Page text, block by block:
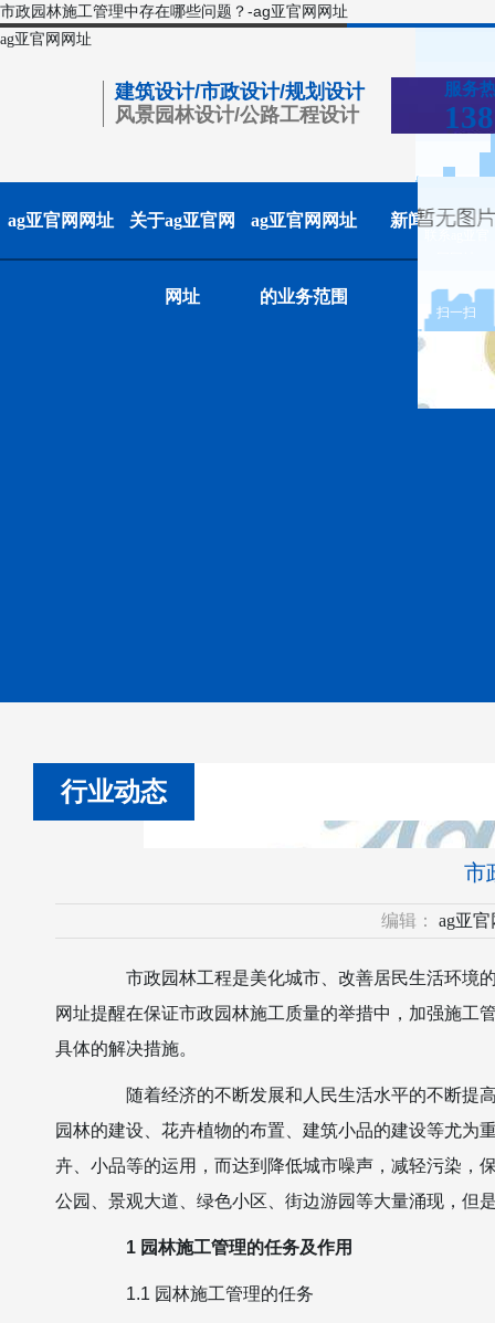
市政园林施工管理中存在哪些问题？-ag亚官网网址
ag亚官网网址
建筑设计/市政设计/规划设计
风景园林设计/公路工程设计
服务
ag亚官网网址 关于ag亚官网
网址
ag亚官网网址
的业务范围
新闻中心
行业动态
市
编辑： ag亚
市政园林工程是美化城市、改善居民生活环境的
网址提醒在保证市政园林施工质量的举措中，加强施工
具体的解决措施。
随着经济的不断发展和人民生活水平的不断提高
园林的建设、花卉植物的布置、建筑小品的建设等尤为
卉、小品等的运用，而达到降低城市噪声，减轻污染，
公园、景观大道、绿色小区、街边游园等大量涌现，但
1 园林施工管理的任务及作用
1.1 园林施工管理的任务
扫一扫